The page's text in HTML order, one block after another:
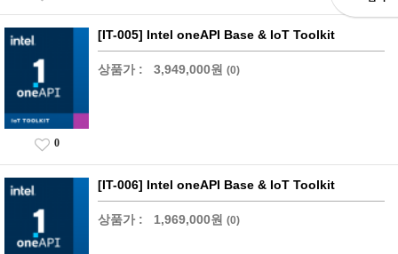
[IT-005] Intel oneAPI Base & IoT Toolkit
상품가 : 3,949,000원 (0)
0
[IT-006] Intel oneAPI Base & IoT Toolkit
상품가 : 1,969,000원 (0)